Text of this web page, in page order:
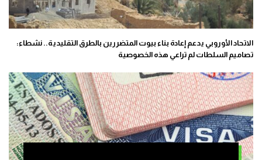
الاتحاد الأوروبي يدعم إعادة بناء بيوت المتضررين بالطرق التقليدية.. نشطاء:
تصاميم السلطات لم تراعي هذه الخصوصية